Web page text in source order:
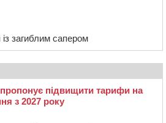
загиблим сапером
підвищити тарифи на
з 2027 року